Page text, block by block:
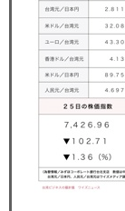
経済ニュース
労務顧問
ＩＴ
飲食店情報